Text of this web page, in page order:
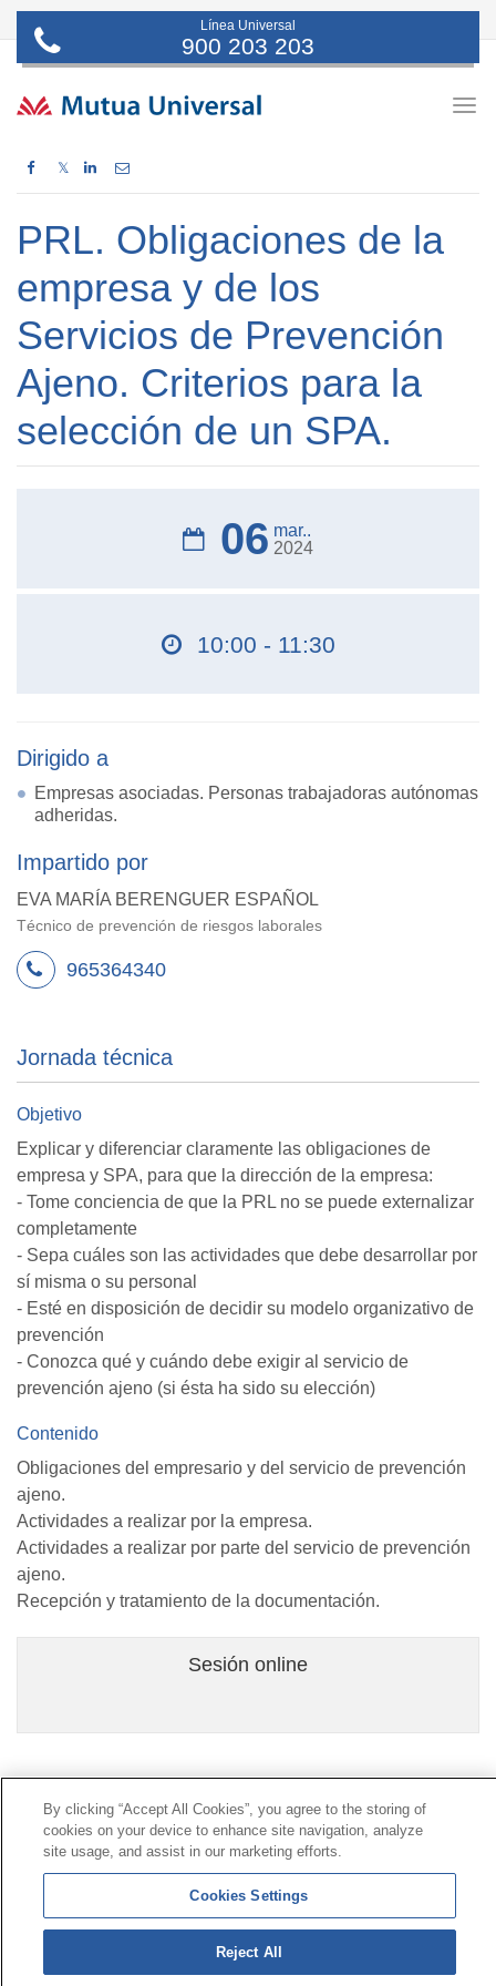
Línea Universal
900 203 203
𝕏
PRL. Obligaciones de la
empresa y de los
Servicios de Prevención
Ajeno. Criterios para la
selección de un SPA.
06 mar..
2024
10:00 - 11:30
Dirigido a
Empresas asociadas. Personas trabajadoras autónomas
adheridas.
Impartido por
EVA MARÍA BERENGUER ESPAÑOL
Técnico de prevención de riesgos laborales
965364340
Jornada técnica
Objetivo
Explicar y diferenciar claramente las obligaciones de
empresa y SPA, para que la dirección de la empresa:
- Tome conciencia de que la PRL no se puede externalizar
completamente
- Sepa cuáles son las actividades que debe desarrollar por
sí misma o su personal
- Esté en disposición de decidir su modelo organizativo de
prevención
- Conozca qué y cuándo debe exigir al servicio de
prevención ajeno (si ésta ha sido su elección)
Contenido
Obligaciones del empresario y del servicio de prevención
ajeno.
Actividades a realizar por la empresa.
Actividades a realizar por parte del servicio de prevención
ajeno.
Recepción y tratamiento de la documentación.
Sesión online
Línea Universal 900 203 203|Zona Privada Comisión de
Prestaciones Especiales|Zona Privada Proveedor
© Mutua Universal 2026 | Mapa del sitio | Aviso legal
Política de Protección de Datos
cookies
By clicking “Accept All Cookies”, you agree to the storing of
cookies on your device to enhance site navigation, analyze
site usage, and assist in our marketing efforts.
Cookies Settings
Reject All